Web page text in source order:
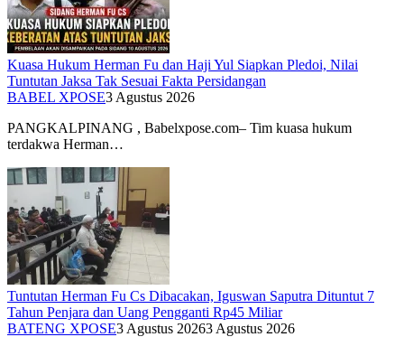
Kuasa Hukum Herman Fu dan Haji Yul Siapkan Pledoi, Nilai
Tuntutan Jaksa Tak Sesuai Fakta Persidangan
BABEL XPOSE3 Agustus 2026
PANGKALPINANG , Babelxpose.com– Tim kuasa hukum
terdakwa Herman…
Tuntutan Herman Fu Cs Dibacakan, Iguswan Saputra Dituntut 7
Tahun Penjara dan Uang Pengganti Rp45 Miliar
BATENG XPOSE3 Agustus 20263 Agustus 2026